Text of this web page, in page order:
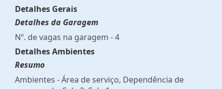
Detalhes Gerais
Detalhes da Garagem
Nº. de vagas na garagem - 4
Detalhes Ambientes
Resumo
Ambientes - Área de serviço, Dependência de